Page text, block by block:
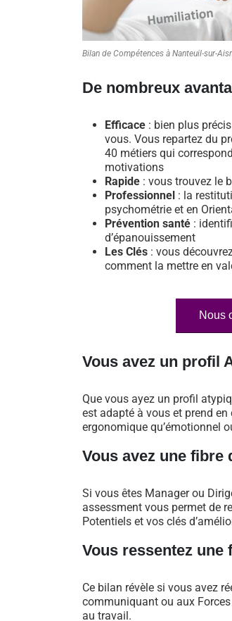
Bilan de Compétences à Nanteuil-sur-
De nombreux
Efficace : bien plus
vous. Vous repartez du
40 métiers qui
motivations
Rapide : vous trouvez le
Professionnel : la
psychométrie et en
Prévention santé :
d’épanouissement
Les Clés : vous
comment la mettre en
Nous
Vous avez un profil
Que vous ayez un profil
est adapté à vous et prend
ergonomique qu’émotionnel
Vous avez une fibre
Si vous êtes Manager ou
assessment vous permet de
Potentiels et vos clés
Vous ressentez
Ce bilan révèle si vous avez
communiquant ou aux
au travail.